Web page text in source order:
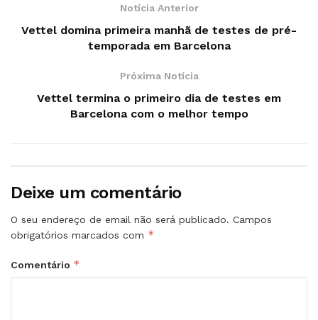
Notícia Anterior
Vettel domina primeira manhã de testes de pré-
temporada em Barcelona
Próxima Notícia
Vettel termina o primeiro dia de testes em
Barcelona com o melhor tempo
Deixe um comentário
O seu endereço de email não será publicado. Campos
obrigatórios marcados com *
Comentário *